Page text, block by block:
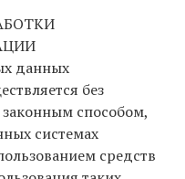
данных
без
способом,
системах
средств